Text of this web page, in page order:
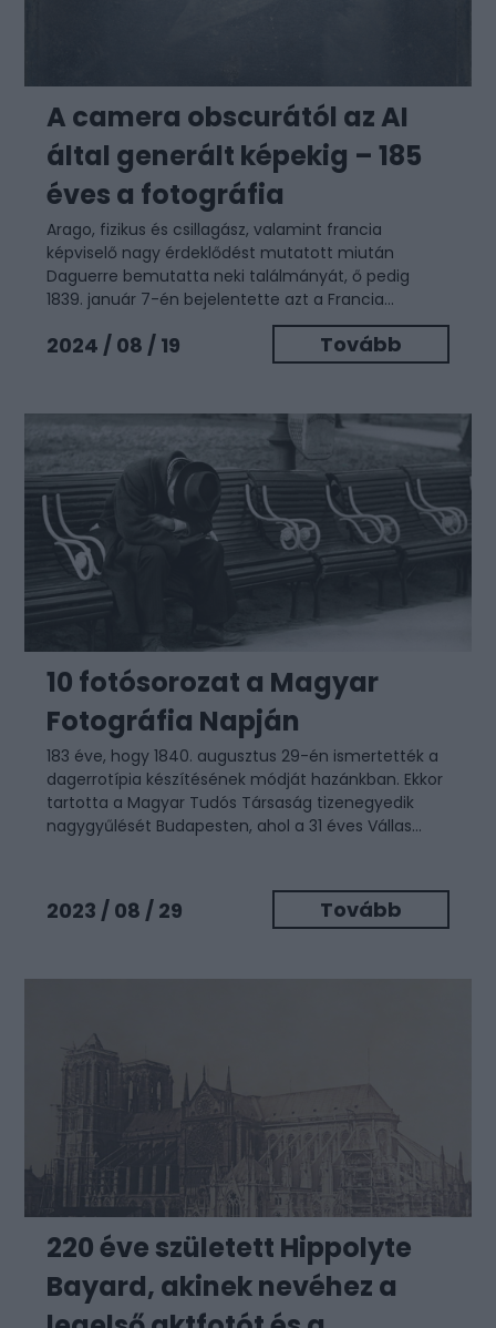
A camera obscurától az AI
által generált képekig – 185
éves a fotográfia
Arago, fizikus és csillagász, valamint francia
képviselő nagy érdeklődést mutatott miután
Daguerre bemutatta neki találmányát, ő pedig
1839. január 7-én bejelentette azt a Francia...
2024 / 08 / 19 Tovább
10 fotósorozat a Magyar
Fotográfia Napján
183 éve, hogy 1840. augusztus 29-én ismertették a
dagerrotípia készítésének módját hazánkban. Ekkor
tartotta a Magyar Tudós Társaság tizenegyedik
nagygyűlését Budapesten, ahol a 31 éves Vállas...
2023 / 08 / 29 Tovább
220 éve született Hippolyte
Bayard, akinek nevéhez a